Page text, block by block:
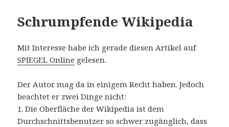
Schrumpfende Wikipedia
Mit Interesse habe ich gerade diesen Artikel auf
SPIEGEL Online gelesen.
Der Autor mag da in einigem Recht haben. Jedoch
beachtet er zwei Dinge nicht:
1. Die Oberfläche der Wikipedia ist dem
Durchschnittsbenutzer so schwer zugänglich, dass